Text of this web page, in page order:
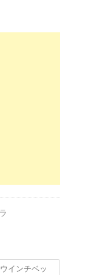
インチベッ